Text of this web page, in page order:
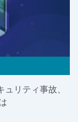
リティ事故、